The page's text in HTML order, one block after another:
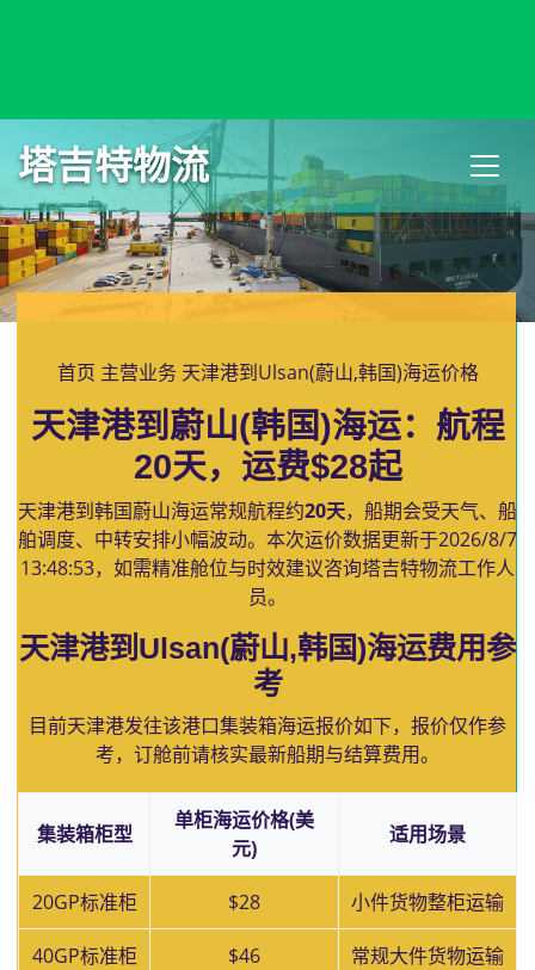
塔吉特物流
首页 主营业务 天津港到Ulsan(蔚山,韩国)海运价格
天津港到蔚山(韩国)海运：航程
20天，运费$28起
天津港到韩国蔚山海运常规航程约20天，船期会受天气、船
舶调度、中转安排小幅波动。本次运价数据更新于2026/8/7
13:48:53，如需精准舱位与时效建议咨询塔吉特物流工作人
员。
天津港到Ulsan(蔚山,韩国)海运费用参
考
目前天津港发往该港口集装箱海运报价如下，报价仅作参
考，订舱前请核实最新船期与结算费用。
集装箱柜型
单柜海运价格(美
元)
适用场景
20GP标准柜 $28 小件货物整柜运输
40GP标准柜 $46 常规大件货物运输